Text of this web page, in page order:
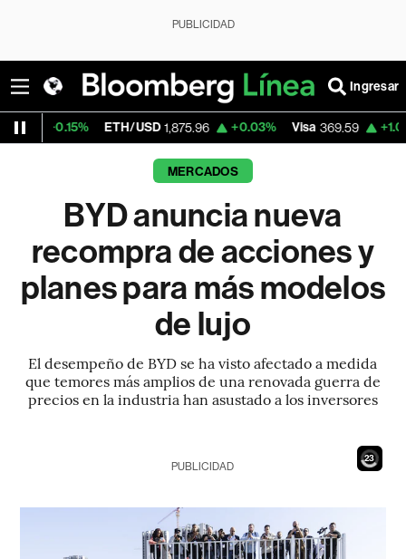
PUBLICIDAD
Ingresar
ETH/USD 1,875.96 +0.03% Visa 369.59 +1.07%
MERCADOS
BYD anuncia nueva
recompra de acciones y
planes para más modelos
de lujo
El desempeño de BYD se ha visto afectado a medida
que temores más amplios de una renovada guerra de
precios en la industria han asustado a los inversores
21
PUBLICIDAD